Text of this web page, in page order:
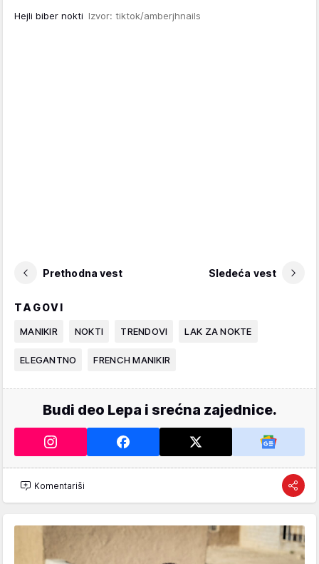
Hejli biber nokti Izvor: tiktok/amberjhnails
Prethodna vest Sledeća vest
TAGOVI
MANIKIR NOKTI TRENDOVI LAK ZA NOKTE
ELEGANTNO FRENCH MANIKIR
Budi deo Lepa i srećna zajednice.
Komentariši